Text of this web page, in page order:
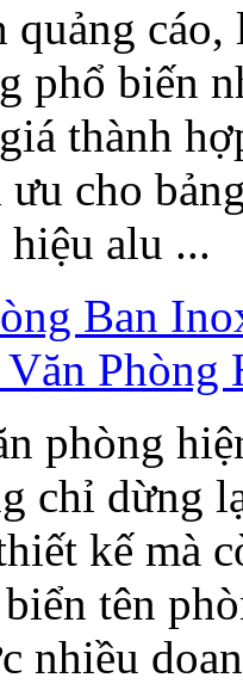
quảng
phổ biến
thành
cho
alu ...
Ban
Phòng
phòng
chỉ dừng
kế mà
tên
nhiều